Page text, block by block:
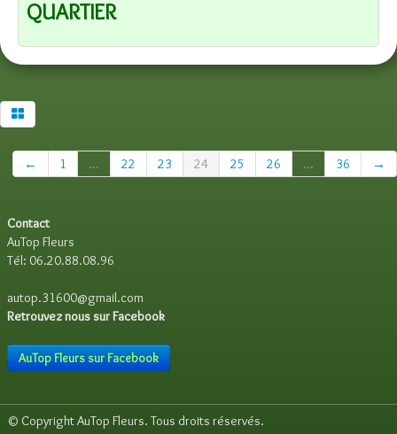
QUARTIER
← 1 ... 22 23 24 25 26 ... 36 →
Contact
AuTop Fleurs
Tél: 06.20.88.08.96
autop.31600@gmail.com
Retrouvez nous sur Facebook
AuTop Fleurs sur Facebook
© Copyright AuTop Fleurs. Tous droits réservés.